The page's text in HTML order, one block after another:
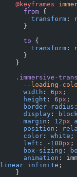
    @keyframes
      from
{
        transform
:
      }
      to
{
        transform
:
      }
    }
.immersive-
--loading-
      width
: 6px ;
      height
: 6px ;
      border-radius
      display
:
      margin
: 12px
      position
:
      color
: white ;
      left
: -100px ;
      box-sizing
:
      animation
:
linear infinite ;
    }